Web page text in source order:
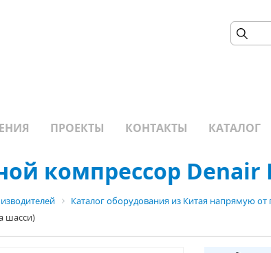
ПРОЕКТЫ КОНТАКТЫ КАТАЛОГ
компрессор Denair
Каталог оборудования из Китая напрямую от
шасси)